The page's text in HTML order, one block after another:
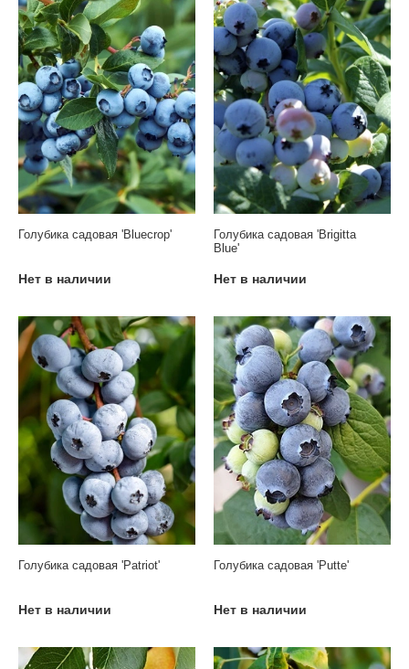
Голубика садовая 'Bluecrop'
Нет в наличии
Голубика садовая 'Brigitta
Blue'
Нет в наличии
Голубика садовая 'Patriot'
Нет в наличии
Голубика садовая 'Putte'
Нет в наличии